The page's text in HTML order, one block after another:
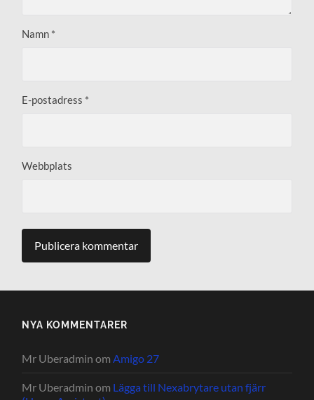
Namn *
E-postadress *
Webbplats
NYA KOMMENTARER
Mr Uberadmin omAmigo 27
Mr Uberadmin om Lägga till Nexabrytare utan fjärr